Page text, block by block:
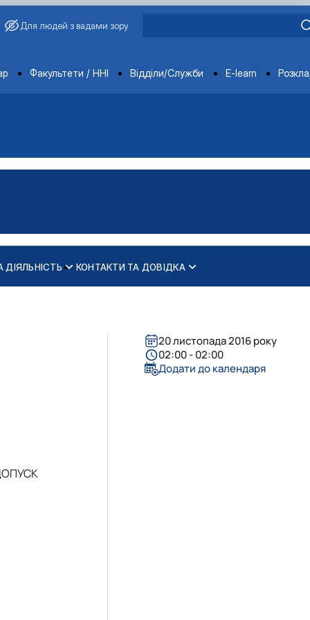
Для людей з вадами зору
Факультети / ННІ Відділи/Служби E-learn
М."
ДІЯЛЬНІСТЬ КОНТАКТИ ТА ДОВІДКА
20 листопада 2016 року
02:00 - 02:00
Додати до календаря